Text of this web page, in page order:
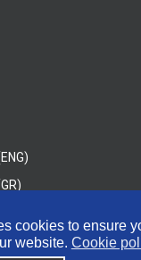
cookies to ensure
website. Cookie